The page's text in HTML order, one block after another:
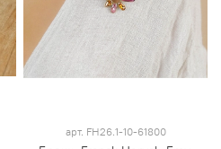
арт. FH26.1-10-61800